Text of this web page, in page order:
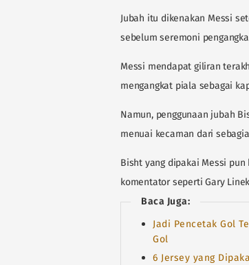
Jubah itu dikenakan Messi
sebelum seremoni
Messi mendapat giliran
mengangkat piala sebagai
Namun, penggunaan jubah
menuai kecaman dari
Bisht yang dipakai Messi
komentator seperti Gary
Baca Juga:
Jadi Pencetak Gol
Gol
6 Jersey yang